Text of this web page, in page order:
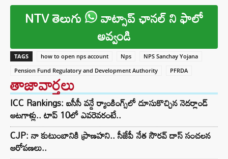
NTV తెలుగు వాట్సాప్ ఛానల్ ని ఫాలో
అవ్వండి
TAGS how to open nps account Nps
NPS Sanchay Yojana
Pension Fund Regulatory and Development Authority
PFRDA
తాజావార్తలు
ICC Rankings: ఐసీసీ వన్డే ర్యాంకింగ్స్‌లో దూసుకొచ్చిన నెదర్లాండ్
ఆటగాళ్లు.. టాప్ 10లో ఎవరెవరంటే..
CJP: నా కుటుంబానికి ప్రాణహని.. సీజేపీ నేత సౌరవ్ దాస్ సంచలన
ఆరోపణలు..